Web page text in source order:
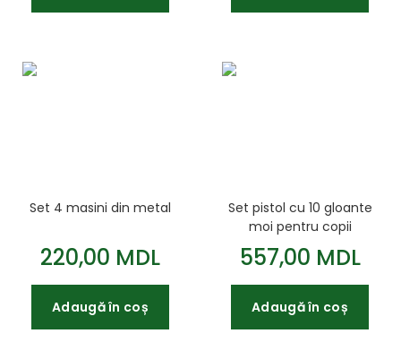
Set 4 masini din metal
220,00 MDL
Adaugă în coș
Set pistol cu 10 gloante
moi pentru copii
557,00 MDL
Adaugă în coș